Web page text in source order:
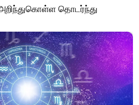
தொடர்ந்து